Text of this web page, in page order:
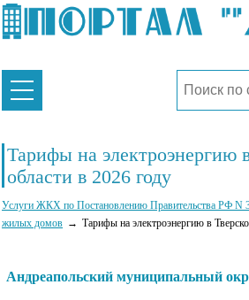
Тарифы на электроэнергию
области в 2026 году
Услуги ЖКХ по Постановлению Правительства РФ N
жилых домов
Тарифы на электроэнергию в
Андреапольский муниципальный